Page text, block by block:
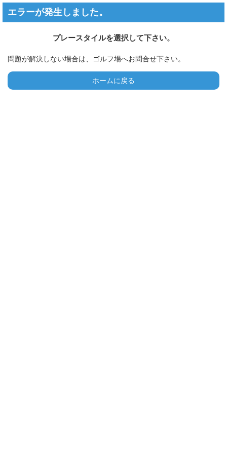
エラーが発生しました。
プレースタイルを選択して下さい。
問題が解決しない場合は、ゴルフ場へお問合せ下さい。
ホームに戻る